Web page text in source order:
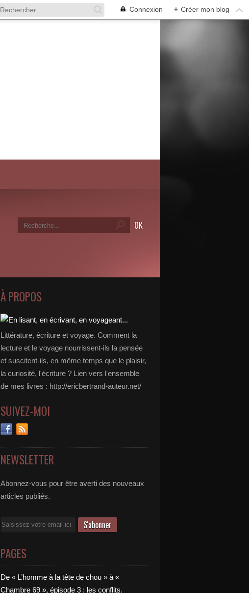
Connexion + Créer mon blog
À PROPOS
Littérature, écriture et voyage. Comment la
lecture et le voyage nourrissent-ils la pensée
et suscitent-ils, en même temps que le plaisir,
la curiosité, l'écriture ? Lien vers l'ensemble
de mes livres : http://ericbertrand-auteur.net/
SUIVEZ-MOI
NEWSLETTER
Abonnez-vous pour être averti des nouveaux
articles publiés.
Email
PAGES
De « L’homme à la tête de chou » à «
Chambre 69 », épisode 3 : les conflits.